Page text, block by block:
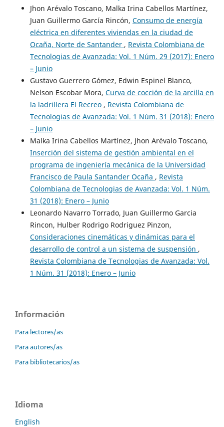
Jhon Arévalo Toscano, Malka Irina Cabellos Martínez,
Juan Guillermo García Rincón, Consumo de energía
eléctrica en diferentes viviendas en la ciudad de
Ocaña, Norte de Santander , Revista Colombiana de
Tecnologias de Avanzada: Vol. 1 Núm. 29 (2017): Enero
– Junio
Gustavo Guerrero Gómez, Edwin Espinel Blanco,
Nelson Escobar Mora, Curva de cocción de la arcilla en
la ladrillera El Recreo , Revista Colombiana de
Tecnologias de Avanzada: Vol. 1 Núm. 31 (2018): Enero
– Junio
Malka Irina Cabellos Martínez, Jhon Arévalo Toscano,
Inserción del sistema de gestión ambiental en el
programa de ingeniería mecánica de la Universidad
Francisco de Paula Santander Ocaña , Revista
Colombiana de Tecnologias de Avanzada: Vol. 1 Núm.
31 (2018): Enero – Junio
Leonardo Navarro Torrado, Juan Guillermo Garcia
Rincon, Hulber Rodrigo Rodriguez Pinzon,
Consideraciones cinemáticas y dinámicas para el
desarrollo de control a un sistema de suspensión ,
Revista Colombiana de Tecnologias de Avanzada: Vol.
1 Núm. 31 (2018): Enero – Junio
Información
Para lectores/as
Para autores/as
Para bibliotecarios/as
Idioma
English